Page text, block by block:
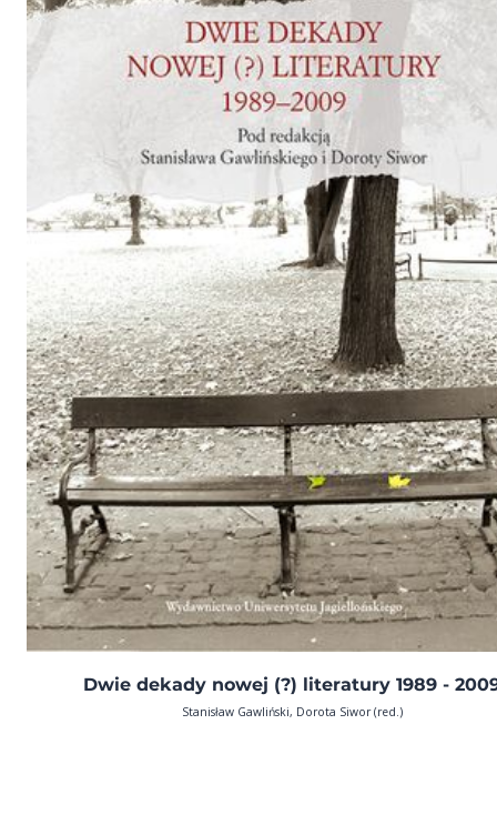
Dwie dekady nowej (?) literatury 1989 -
Stanisław Gawliński, Dorota Siwor (red.)